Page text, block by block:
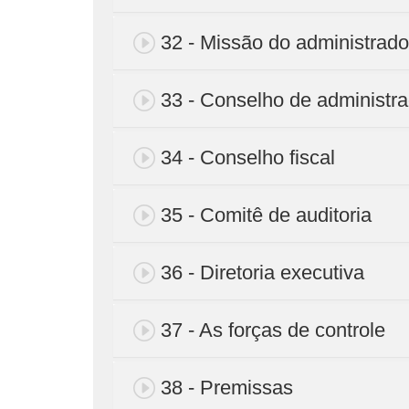
32 - Missão do
33 - Conselho de
34 - Conselho fiscal
35 - Comitê de auditoria
36 - Diretoria executiva
37 - As forças de controle
38 - Premissas